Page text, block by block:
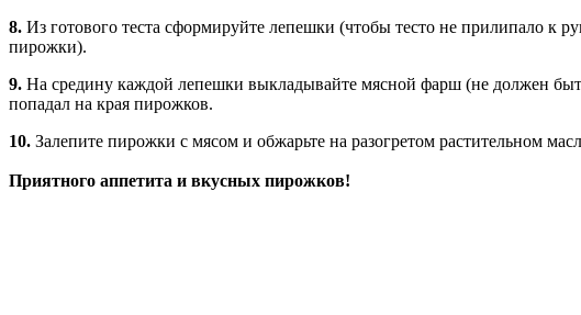
8. Из готового теста сформируйте лепешки (чтобы тесто не прилипало к
пирожки).
9. На средину каждой лепешки выкладывайте мясной фарш (не должен
попадал на края пирожков.
10. Залепите пирожки с мясом и обжарьте на разогретом растительном
Приятного аппетита и вкусных пирожков!